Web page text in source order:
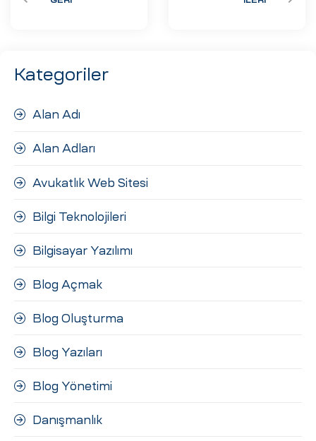
Kategoriler
Alan Adı
Alan Adları
Avukatlık Web Sitesi
Bilgi Teknolojileri
Bilgisayar Yazılımı
Blog Açmak
Blog Oluşturma
Blog Yazıları
Blog Yönetimi
Danışmanlık